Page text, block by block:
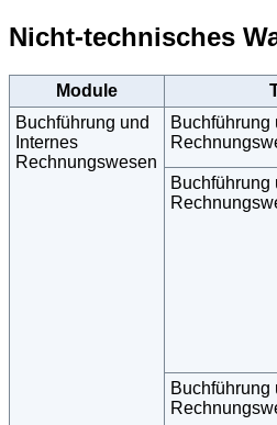
Nicht-technisches
Module
Buchführung und
Internes
Rechnungswesen
Buchführung
Buchführung
Buchführung